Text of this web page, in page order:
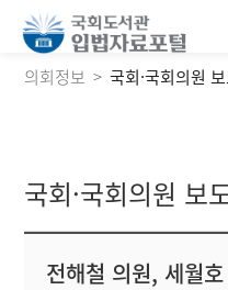
의회정보 국회·국회의원
국회·국회의원 보
전해철 의원, 세월